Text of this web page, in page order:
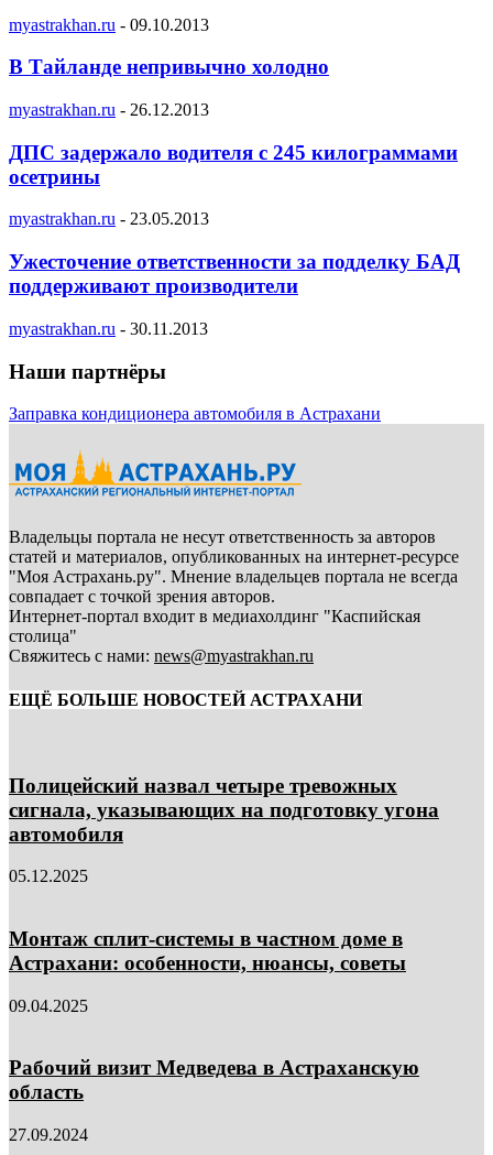
myastrakhan.ru - 09.10.2013
В Тайланде непривычно холодно
myastrakhan.ru - 26.12.2013
ДПС задержало водителя с 245 килограммами
осетрины
myastrakhan.ru - 23.05.2013
Ужесточение ответственности за подделку БАД
поддерживают производители
myastrakhan.ru - 30.11.2013
Наши партнёры
Заправка кондиционера автомобиля в Астрахани
Владельцы портала не несут ответственность за авторов
статей и материалов, опубликованных на интернет-ресурсе
"Моя Астрахань.ру". Мнение владельцев портала не всегда
совпадает с точкой зрения авторов.
Интернет-портал входит в медиахолдинг "Каспийская
столица"
Свяжитесь с нами: news@myastrakhan.ru
ЕЩЁ БОЛЬШЕ НОВОСТЕЙ АСТРАХАНИ
Полицейский назвал четыре тревожных
сигнала, указывающих на подготовку угона
автомобиля
05.12.2025
Монтаж сплит-системы в частном доме в
Астрахани: особенности, нюансы, советы
09.04.2025
Рабочий визит Медведева в Астраханскую
область
27.09.2024